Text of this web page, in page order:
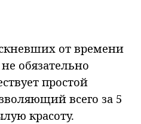
от времени
обязательно
простой
всего за 5
красоту.